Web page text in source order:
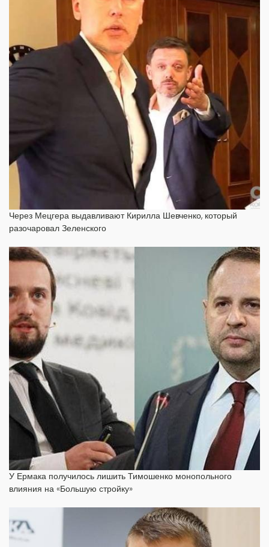
Через Мецгера выдавливают Кирилла Шевченко, который
разочаровал Зеленского
У Ермака получилось лишить Тимошенко монопольного
влияния на «Большую стройку»